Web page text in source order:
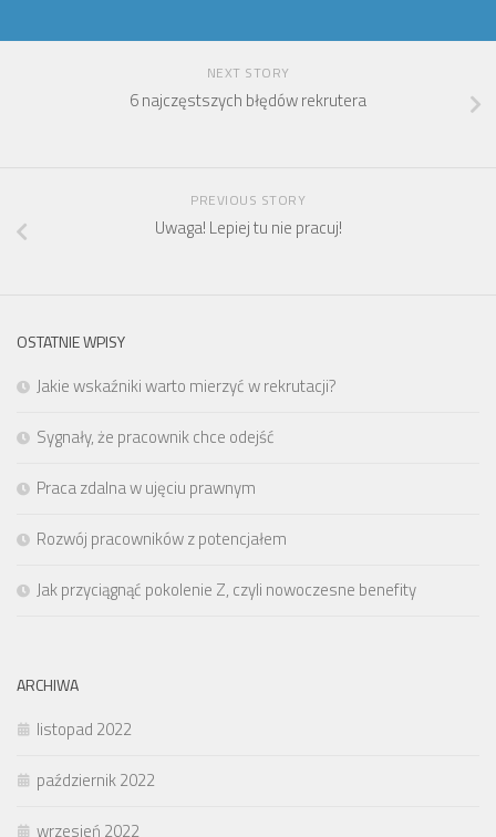
NEXT STORY
6 najczęstszych błędów rekrutera
PREVIOUS STORY
Uwaga! Lepiej tu nie pracuj!
OSTATNIE WPISY
Jakie wskaźniki warto mierzyć w rekrutacji?
Sygnały, że pracownik chce odejść
Praca zdalna w ujęciu prawnym
Rozwój pracowników z potencjałem
Jak przyciągnąć pokolenie Z, czyli nowoczesne benefity
ARCHIWA
listopad 2022
październik 2022
wrzesień 2022